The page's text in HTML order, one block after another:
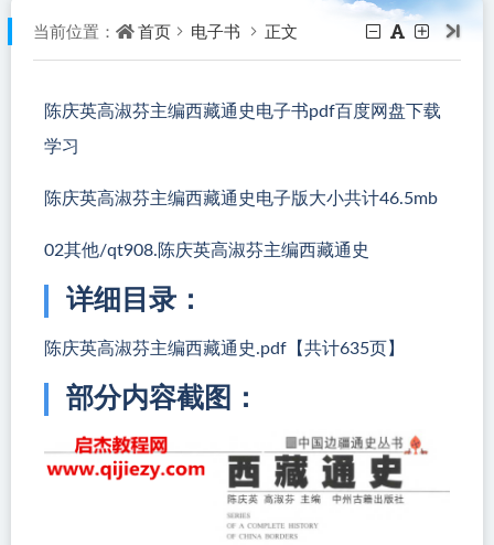
当前位置： 首页 电子书 正文
陈庆英高淑芬主编西藏通史电子书pdf百度网盘下载
学习
陈庆英高淑芬主编西藏通史电子版大小共计46.5mb
02其他/qt908.陈庆英高淑芬主编西藏通史
详细目录：
陈庆英高淑芬主编西藏通史.pdf【共计635页】
部分内容截图：